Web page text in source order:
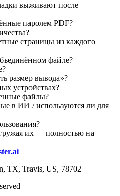
выживают после
паролем PDF?
страницы из каждого
файле?
размер вывода»?
устройствах?
файлы?
в ИИ / используются ли для
их — полностью на
TX, Travis, US, 78702